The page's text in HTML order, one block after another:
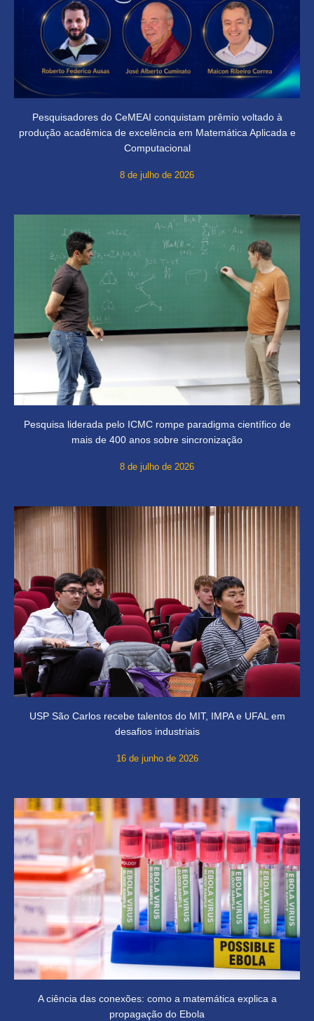
Pesquisadores do CeMEAI conquistam prêmio voltado à
produção acadêmica de excelência em Matemática Aplicada e
Computacional
8 de julho de 2026
Pesquisa liderada pelo ICMC rompe paradigma científico de
mais de 400 anos sobre sincronização
8 de julho de 2026
USP São Carlos recebe talentos do MIT, IMPA e UFAL em
desafios industriais
16 de junho de 2026
A ciência das conexões: como a matemática explica a
propagação do Ebola